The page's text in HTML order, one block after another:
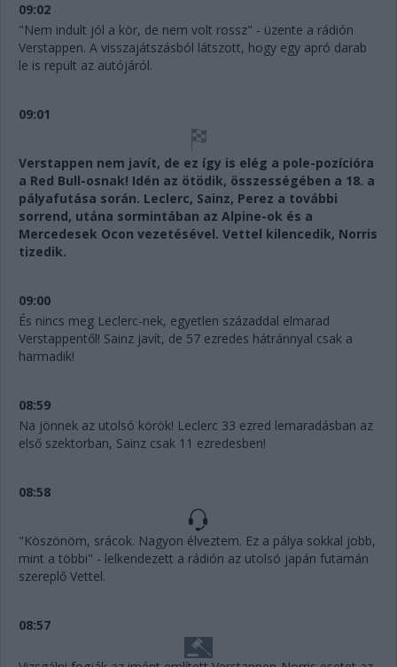
09:02
"Nem indult jól a kör, de nem volt rossz" - üzente a rádión
Verstappen. A visszajátszásból látszott, hogy egy apró darab
le is repült az autójáról.
09:01
Verstappen nem javít, de ez így is elég a pole-pozícióra
a Red Bull-osnak! Idén az ötödik, összességében a 18. a
pályafutása során. Leclerc, Sainz, Perez a további
sorrend, utána sormintában az Alpine-ok és a
Mercedesek Ocon vezetésével. Vettel kilencedik, Norris
tizedik.
09:00
És nincs meg Leclerc-nek, egyetlen századdal elmarad
Verstappentől! Sainz javít, de 57 ezredes hátránnyal csak a
harmadik!
08:59
Na jönnek az utolsó körök! Leclerc 33 ezred lemaradásban az
első szektorban, Sainz csak 11 ezredesben!
08:58
"Köszönöm, srácok. Nagyon élveztem. Ez a pálya sokkal jobb,
mint a többi" - lelkendezett a rádión az utolsó japán futamán
szereplő Vettel.
08:57